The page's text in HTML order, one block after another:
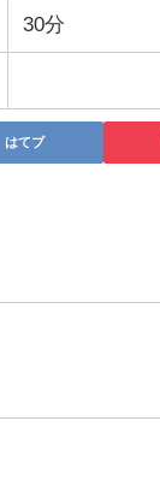
30分
はてブ